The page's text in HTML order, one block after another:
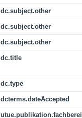
dc.subject.other
dc.subject.other
dc.subject.other
dc.title
dc.type
dcterms.dateAccepted